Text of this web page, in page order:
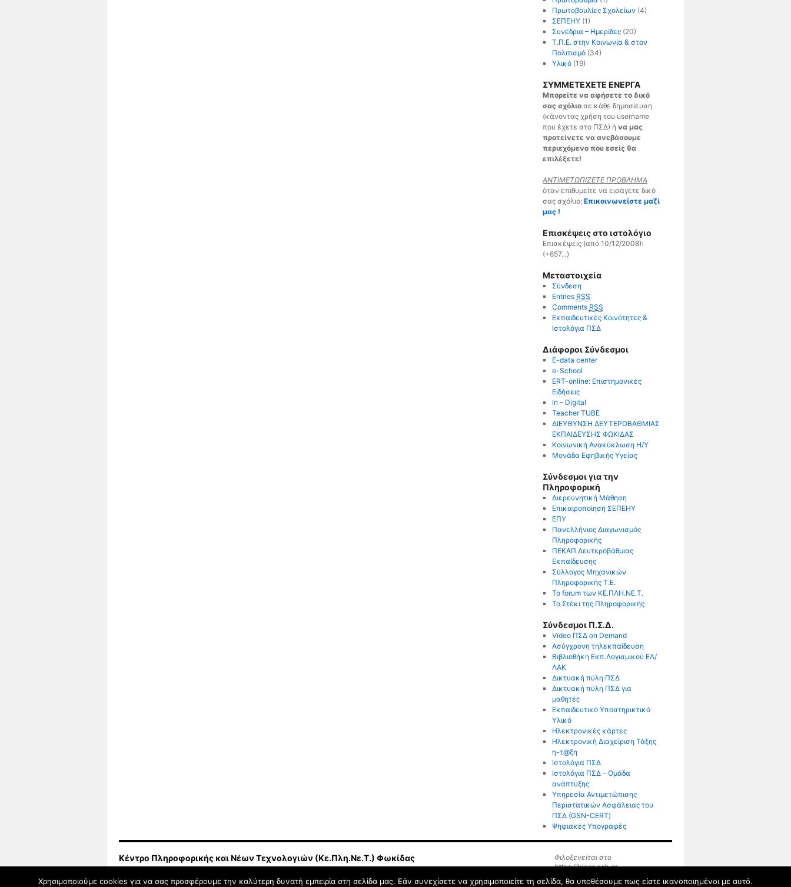
Πρωτοβουλίες Σχολείων(4)
ΣΕΠΕΗΥ(1)
Συνέδρια – Ημερίδες(20)
Τ.Π.Ε. στην Κοινωνία & στον
Πολιτισμό(34)
Υλικό(19)
ΣΥΜΜΕΤΕΧΕΤΕ ΕΝΕΡΓΑ
Μπορείτε να αφήσετε το δικό
σας σχόλιο σε κάθε δημοσίευση
(κάνοντας χρήση του username
που έχετε στο ΠΣΔ) ή να μας
προτείνετε να ανεβάσουμε
περιεχόμενο που εσείς θα
επιλέξετε!
ΑΝΤΙΜΕΤΩΠΙΖΕΤΕ ΠΡΟΒΛΗΜΑ
όταν επιθυμείτε να εισάγετε δικό
σας σχόλιο; Επικοινωνείστε μαζί
μας !
Επισκέψεις στο ιστολόγιο
Επισκέψεις (από 10/12/2008):
(+657...)
Μεταστοιχεία
Σύνδεση
Entries RSS
Comments RSS
Εκπαιδευτικές Κοινότητες &
Ιστολόγια ΠΣΔ
Διάφοροι Σύνδεσμοι
E-data center
e-School
ERT-online: Επιστημονικές
Ειδήσεις
In – Digital
Teacher TUBE
ΔΙΕΥΘΥΝΣΗ ΔΕΥΤΕΡΟΒΑΘΜΙΑΣ
ΕΚΠΑΙΔΕΥΣΗΣ ΦΩΚΙΔΑΣ
Κοινωνική Ανακύκλωση Η/Υ
Μονάδα Εφηβικής Υγείας
Σύνδεσμοι για την
Πληροφορική
Διερευνητική Μάθηση
Επικαιροποίηση ΣΕΠΕΗΥ
ΕΠΥ
Πανελλήνιος Διαγωνισμός
Πληροφορικής
ΠΕΚΑΠ Δευτεροβάθμιας
Εκπαίδευσης
Σύλλογος Μηχανικών
Πληροφορικής Τ.Ε.
Το forum των ΚΕ.ΠΛΗ.ΝΕ.Τ.
Το Στέκι της Πληροφορικής
Σύνδεσμοι Π.Σ.Δ.
Video ΠΣΔ on Demand
Ασύγχρονη τηλεκπαίδευση
Βιβλιοθήκη Εκπ.Λογισμικού ΕΛ/
ΛΑΚ
Δικτυακή πύλη ΠΣΔ
Δικτυακή πύλη ΠΣΔ για
μαθητές
Εκπαιδευτικό Υποστηρικτικό
Υλικό
Ηλεκτρονικές κάρτες
Ηλεκτρονική Διαχείριση Τάξης
η-τ@ξη
Ιστολόγια ΠΣΔ
Ιστολόγια ΠΣΔ – Ομάδα
ανάπτυξης
Υπηρεσία Αντιμετώπισης
Περιστατικών Ασφάλειας του
ΠΣΔ (GSN-CERT)
Ψηφιακές Υπογραφές
Κέντρο Πληροφορικής και Νέων Τεχνολογιών (Κε.Πλη.Νε.Τ.) Φωκίδας
Φιλοξενείται στο
https://blogs.sch.gr
Χρησιμοποιούμε cookies για να σας προσφέρουμε την καλύτερη δυνατή εμπειρία στη σελίδα μας. Εάν συνεχίσετε να χρησιμοποιείτε τη σελίδα, θα υποθέσουμε πως είστε ικανοποιημένοι με αυτό.